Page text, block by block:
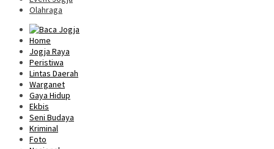
Olahraga
Home
Jogja Raya
Peristiwa
Lintas Daerah
Warganet
Gaya Hidup
Ekbis
Seni Budaya
Kriminal
Foto